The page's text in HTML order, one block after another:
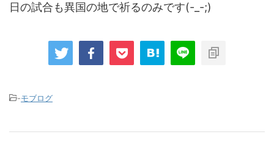
日の試合も異国の地で祈るのみです(-_-;)
-モブログ